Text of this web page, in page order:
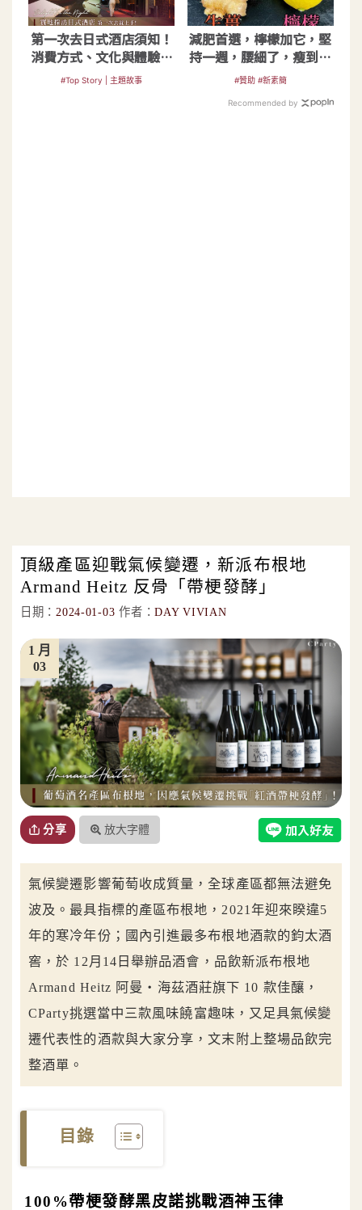
第一次去日式酒店須知！
消費方式、文化與體驗介
紹
#Top Story | 主題故事
減肥首選，檸檬加它，堅
持一週，腰細了，瘦到你
懷疑人生
#贊助 #新素簡
Recommended by
頂級產區迎戰氣候變遷，新派布根地
Armand Heitz 反骨「帶梗發酵」
日期：2024-01-03 作者：DAY VIVIAN
03
1 月
分享 放大字體
氣候變遷影響葡萄收成質量，全球產區都無法避免
波及。最具指標的產區布根地，2021年迎來睽違5
年的寒冷年份；國內引進最多布根地酒款的鈞太酒
窖，於 12月14日舉辦品酒會，品飲新派布根地
Armand Heitz 阿曼‧海茲酒莊旗下 10 款佳釀，
CParty挑選當中三款風味饒富趣味，又足具氣候變
遷代表性的酒款與大家分享，文末附上整場品飲完
整酒單。
目錄
100%帶梗發酵黑皮諾挑戰酒神玉律